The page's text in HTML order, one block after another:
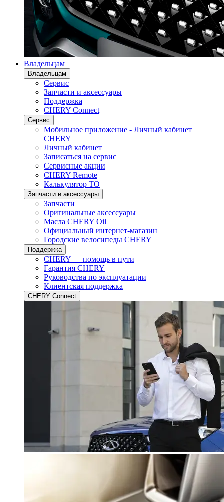
Владельцам
Владельцам
Сервис
Запчасти и аксессуары
Поддержка
CHERY Connect
Сервис
Мобильное приложение - Личный кабинет
CHERY
Личный кабинет
Записаться на сервис
Сервисные акции
CHERY Remote
Калькулятор ТО
Запчасти и аксессуары
Запчасти
Оригинальные аксессуары
Масла CHERY Oil
Официальный интернет-магазин
Городские велосипеды CHERY
Поддержка
CHERY — помощь в пути
Гарантия CHERY
Руководства по эксплуатации
Клиентская поддержка
CHERY Connect